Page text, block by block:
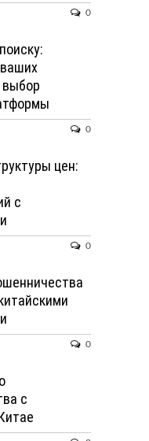
0
выбор
0
цен:
с
0
0
с